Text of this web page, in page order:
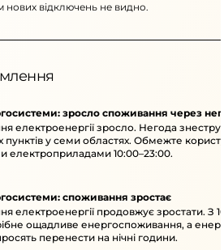
відключень не видно.
зросло споживання через
електроенергії зросло. Негода
пунктів у семи областях. Обмежте
електроприладами 10:00–23:00.
споживання зростає
електроенергії продовжує зростати. З
ощадливе енергоспоживання, а
перенести на нічні години.